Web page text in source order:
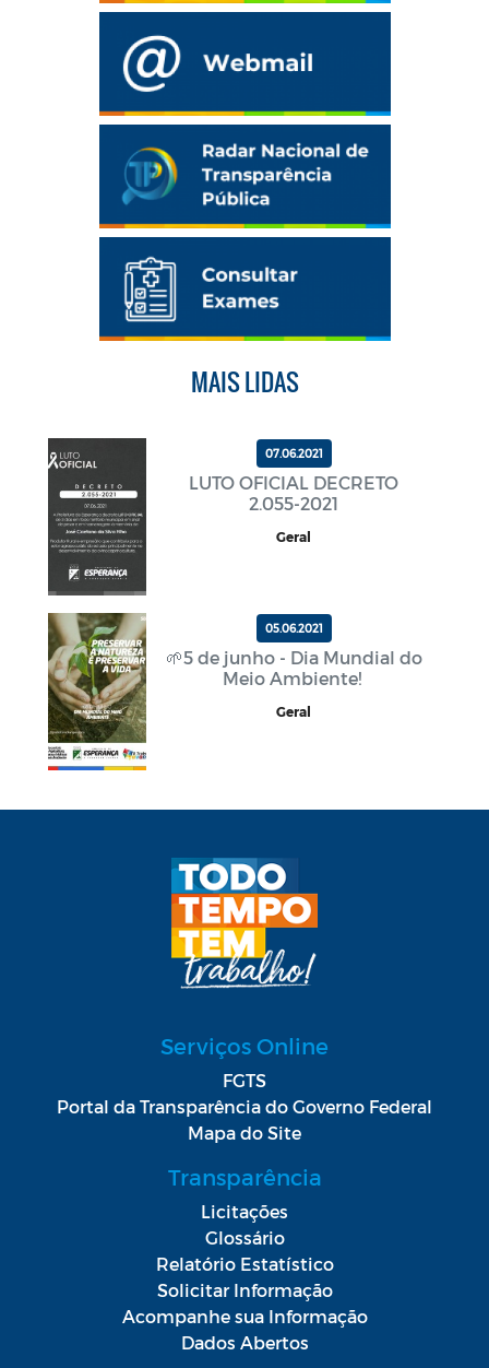
MAIS LIDAS
07.06.2021
LUTO OFICIAL DECRETO
2.055-2021
Geral
05.06.2021
🌱5 de junho - Dia Mundial do
Meio Ambiente!
Geral
Serviços Online
FGTS
Portal da Transparência do Governo Federal
Mapa do Site
Transparência
Licitações
Glossário
Relatório Estatístico
Solicitar Informação
Acompanhe sua Informação
Dados Abertos